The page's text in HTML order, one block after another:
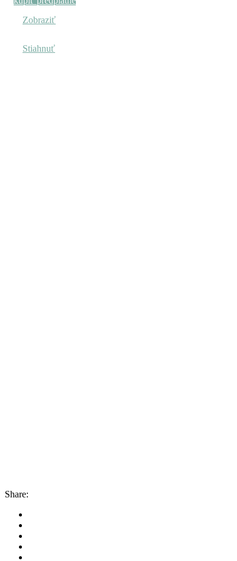
Zobraziť
Stiahnuť
Share: